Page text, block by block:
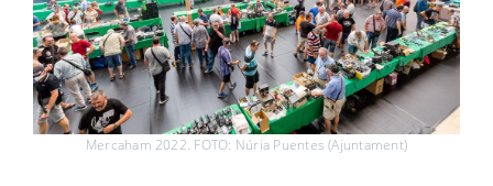
Mercaham 2022. FOTO: Núria Puentes (Ajuntament)